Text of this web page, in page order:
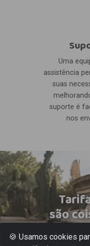
Uma
assistência
suas
suporte é
nos
são
🍪 Usamos cookies